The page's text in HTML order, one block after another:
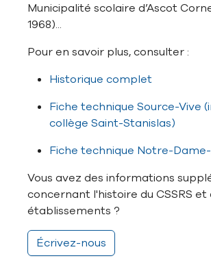
Municipalité scolaire d’Ascot
1968)...
Pour en savoir plus, consulter :
Historique complet
Fiche technique Source-Vive
collège Saint-Stanislas)
Fiche technique Notre-
Vous avez des informations
concernant l'histoire du CSSRS et
établissements ?
Écrivez-nous